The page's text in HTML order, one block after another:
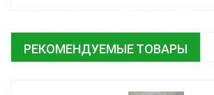
РЕКОМЕНДУЕМЫЕ ТОВАРЫ